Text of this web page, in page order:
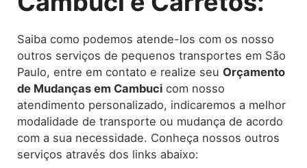
Saiba como podemos atende-los com os nosso
outros serviços de pequenos transportes em São
Paulo, entre em contato e realize seu Orçamento
de Mudanças em Cambuci com nosso
atendimento personalizado, indicaremos a melhor
modalidade de transporte ou mudança de acordo
com a sua necessidade. Conheça nossos outros
serviços através dos links abaixo: